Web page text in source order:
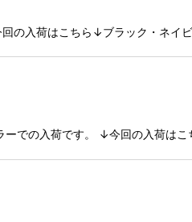
の入荷はこちら↓ブラック・ネイ
ーでの入荷です。 ↓今回の入荷は